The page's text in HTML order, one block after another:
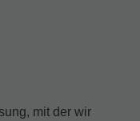
mit der wir